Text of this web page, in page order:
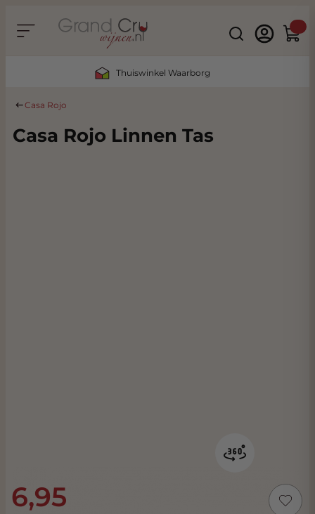
Search
Thuiswinkel Waarborg
Casa Rojo
Casa Rojo Linnen Tas
6,95